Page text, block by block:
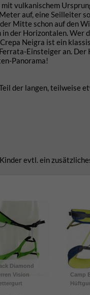
vulkanischem
auf, eine Seilleiter
Mitte schon auf den
der Horizontalen. Wer
Neigra ist ein
Einsteiger an.
Panorama!
der langen, teilweise
evtl. ein
Diamond
Vision
Camp